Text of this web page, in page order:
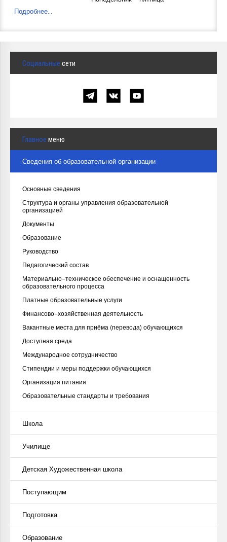
Подробнее...
Социальные сети
Главное меню
Сведения об образовательной организации
Основные сведения
Структура и органы управления образовательной
организацией
Документы
Образование
Руководство
Педагогический состав
Материально-техническое обеспечение и оснащенность
образовательного процесса
Платные образовательные услуги
Финансово-хозяйственная деятельность
Вакантные места для приёма (перевода) обучающихся
Доступная среда
Международное сотрудничество
Стипендии и меры поддержки обучающихся
Организация питания
Образовательные стандарты и требования
Школа
Училище
Детская Художественная школа
Поступающим
Подготовка
Образование